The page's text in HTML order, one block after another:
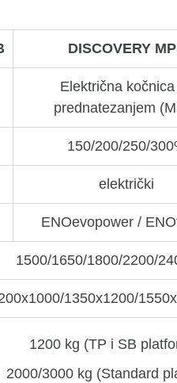
DISCOVERY
Električna
prednatezanjem
150/200/250/
električki
ENOevopower /
1500/1650/1800/2200/
1350х1200/
1200 kg (TP i SB
2000/3000 kg (Standard